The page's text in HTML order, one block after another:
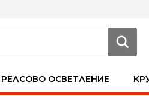
РЕЛСОВО ОСВЕТЛЕНИЕ